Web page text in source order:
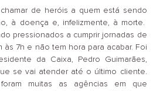
de heróis a quem está sendo
à doença e, infelizmente, à morte.
pressionados a cumprir jornadas de
às 7h e não tem hora para acabar. Foi
da Caixa, Pedro Guimarães,
se vai atender até o último cliente.
muitas as agências em que